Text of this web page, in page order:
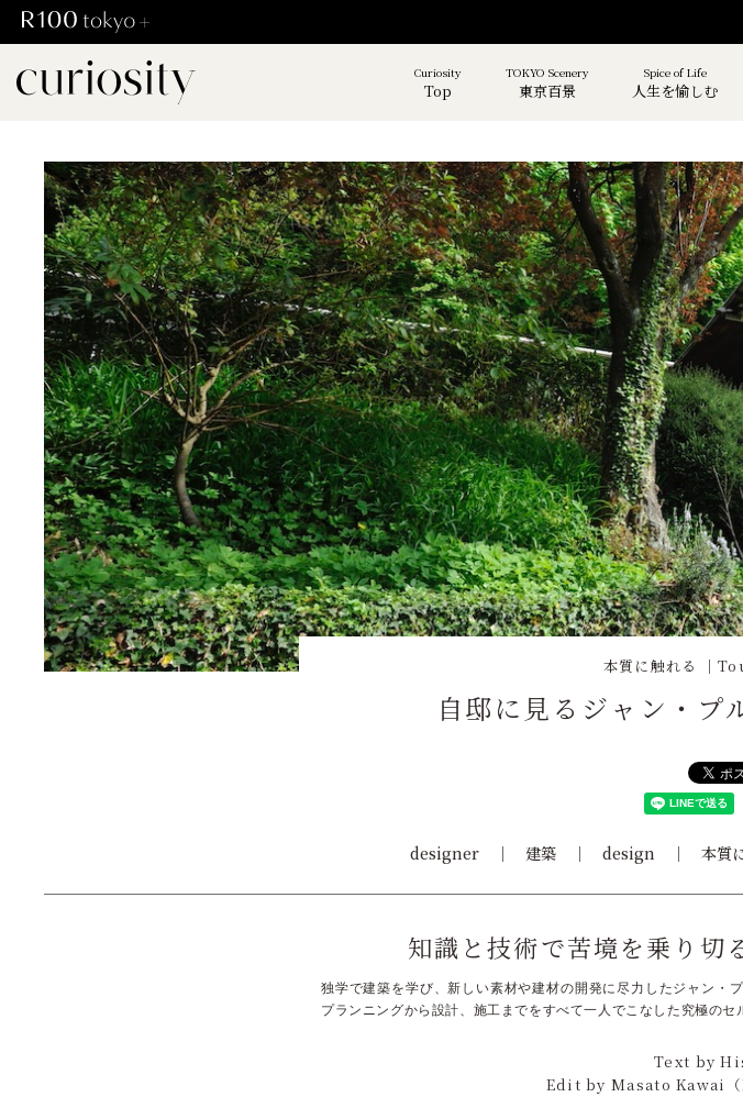
Curiosity
Top
TOKYO Scenery
東京百景
Spice of Life
人生を愉しむ
本質に触れる ｜
自邸に見るジャン・プ
designer 建築 design 本質
知識と技術で苦境を乗り切
独学で建築を学び、新しい素材や建材の開発に尽力したジャン・
プランニングから設計、施工までをすべて一人でこなした究極のセ
Text by
Edit by Masato Kawai（